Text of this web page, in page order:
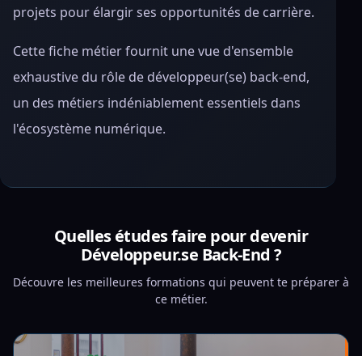
projets pour élargir ses opportunités de carrière.
Cette fiche métier fournit une vue d'ensemble
exhaustive du rôle de développeur(se) back-end,
un des métiers indéniablement essentiels dans
l'écosystème numérique.
Quelles études faire pour devenir
Développeur.se Back-End ?
Découvre les meilleures formations qui peuvent te préparer à
ce métier.